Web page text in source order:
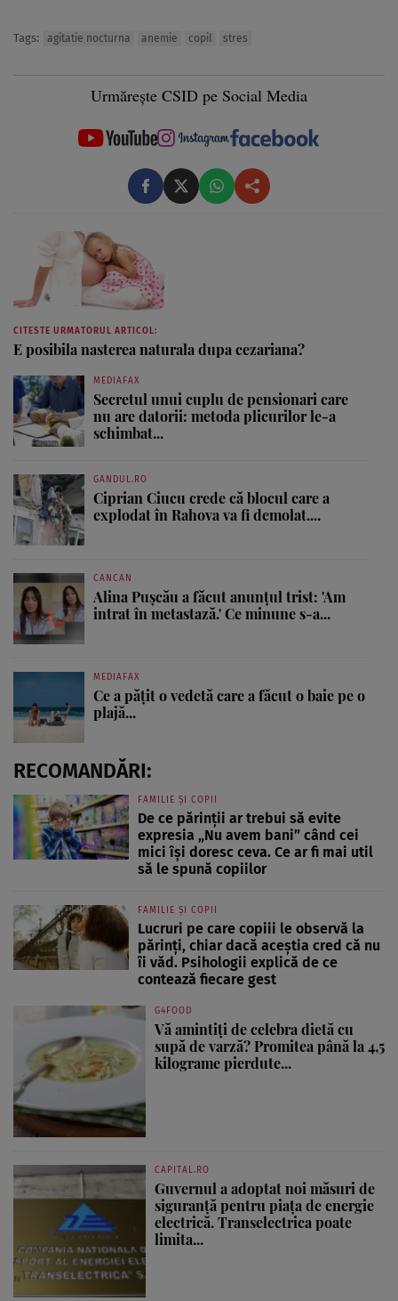
Tags: agitatie nocturna anemie copil stres
Urmărește CSID pe Social Media
CITESTE URMATORUL ARTICOL:
E posibila nasterea naturala dupa cezariana?
MEDIAFAX
Secretul unui cuplu de pensionari care
nu are datorii: metoda plicurilor le-a
schimbat...
GANDUL.RO
Ciprian Ciucu crede că blocul care a
explodat în Rahova va fi demolat....
CANCAN
Alina Pușcău a făcut anunțul trist: 'Am
intrat în metastază.' Ce minune s-a...
MEDIAFAX
Ce a pățit o vedetă care a făcut o baie pe o
plajă...
RECOMANDĂRI:
FAMILIE ȘI COPII
De ce părinții ar trebui să evite
expresia „Nu avem bani” când cei
mici își doresc ceva. Ce ar fi mai util
să le spună copiilor
FAMILIE ȘI COPII
Lucruri pe care copiii le observă la
părinți, chiar dacă aceștia cred că nu
îi văd. Psihologii explică de ce
contează fiecare gest
G4FOOD
Vă amintiți de celebra dietă cu
supă de varză? Promitea până la 4,5
kilograme pierdute...
CAPITAL.RO
Guvernul a adoptat noi măsuri de
siguranță pentru piața de energie
electrică. Transelectrica poate
limita...